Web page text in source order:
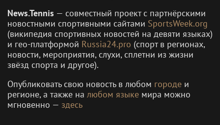
News.Tennis — совместный проект с партнёрскими
новостными спортивными сайтами SportsWeek.org
(википедия спортивных новостей на девяти языках)
и гео-платформой Russia24.pro (спорт в регионах,
новости, мероприятия, слухи, сплетни из жизни
звёзд спорта и другое).
Опубликовать свою новость в любом городе и
регионе, а также на любом языке мира можно
мгновенно — здесь